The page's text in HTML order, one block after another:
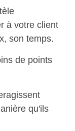
à votre client
son temps.
de points
qu'ils